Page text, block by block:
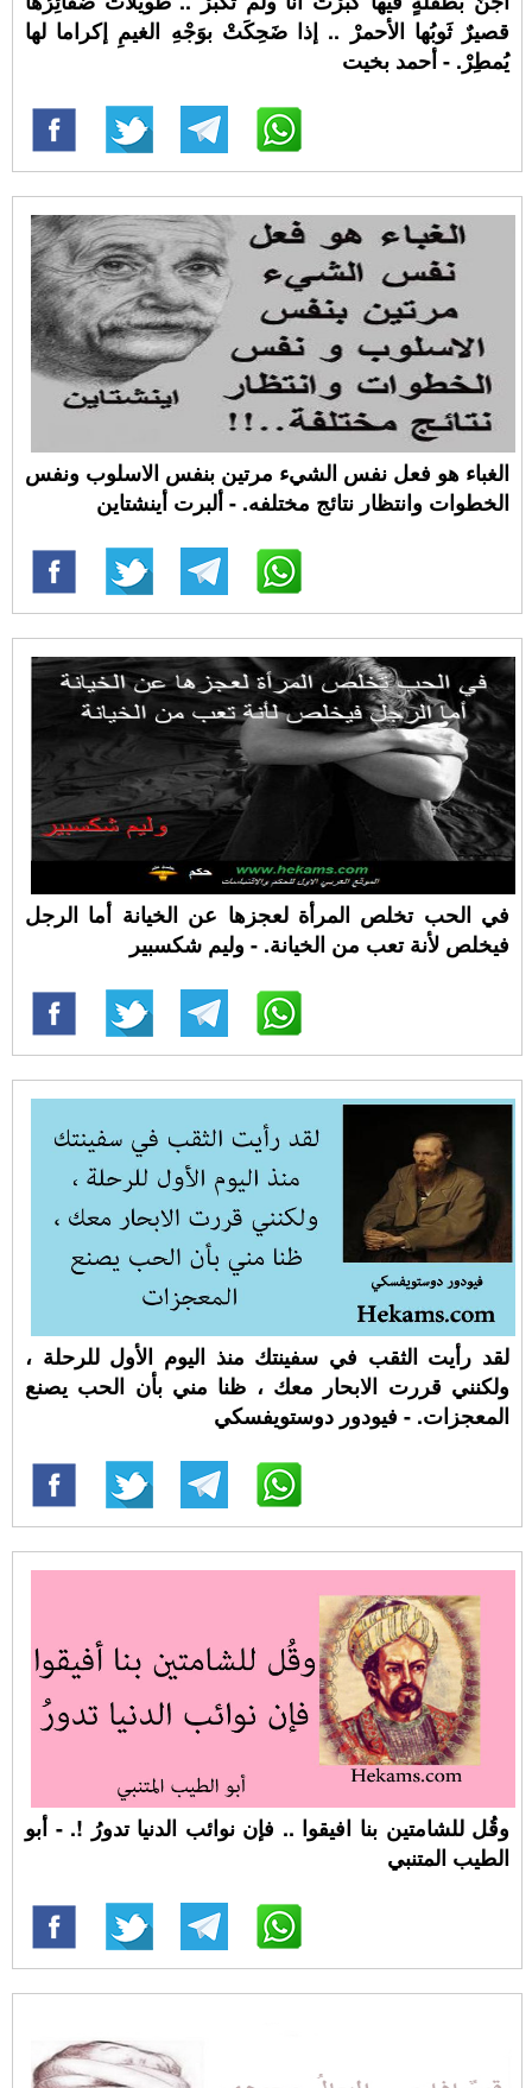
قصيرٌ ثَوبُها الأحمرْ .. إذا ضَحِكَتْ بوَجْهِ الغيمِ إكراما لها
يُمطِرْ. - أحمد بخيت
الغباء هو فعل نفس الشيء مرتين بنفس الاسلوب ونفس
الخطوات وانتظار نتائج مختلفه. - ألبرت أينشتاين
في الحب تخلص المرأة لعجزها عن الخيانة أما الرجل
فيخلص لأنة تعب من الخيانة. - وليم شكسبير
لقد رأيت الثقب في سفينتك منذ اليوم الأول للرحلة ،
ولكنني قررت الابحار معك ، ظنا مني بأن الحب يصنع
المعجزات. - فيودور دوستويفسكي
وقُل للشامتين بنا افيقوا .. فإن نوائب الدنيا تدورُ !. - أبو
الطيب المتنبي